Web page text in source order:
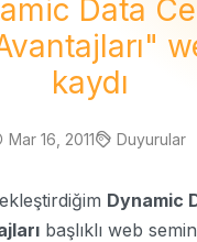
Data
kaydı
Mar 16, 2011 Duyurular
Dynamic
başlıklı web